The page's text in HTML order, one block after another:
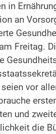
in
an
Freitag.
vor
und
die